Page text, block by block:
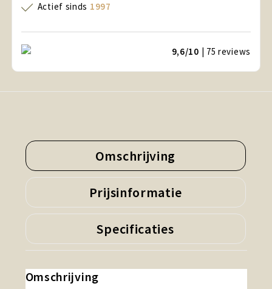
Actief sinds 1997
9,6/10 | 75reviews
Omschrijving
Prijsinformatie
Specificaties
Omschrijving